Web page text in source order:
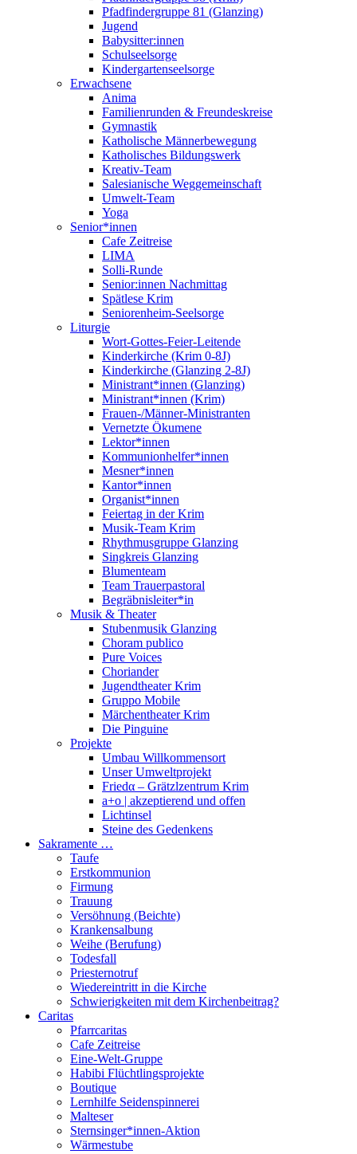
Pfadfindergruppe 81 (Glanzing)
Jugend
Babysitter:innen
Schulseelsorge
Kindergartenseelsorge
Erwachsene
Anima
Familienrunden & Freundeskreise
Gymnastik
Katholische Männerbewegung
Katholisches Bildungswerk
Kreativ-Team
Salesianische Weggemeinschaft
Umwelt-Team
Yoga
Senior*innen
Cafe Zeitreise
LIMA
Solli-Runde
Senior:innen Nachmittag
Spätlese Krim
Seniorenheim-Seelsorge
Liturgie
Wort-Gottes-Feier-Leitende
Kinderkirche (Krim 0-8J)
Kinderkirche (Glanzing 2-8J)
Ministrant*innen (Glanzing)
Ministrant*innen (Krim)
Frauen-/Männer-Ministranten
Vernetzte Ökumene
Lektor*innen
Kommunionhelfer*innen
Mesner*innen
Kantor*innen
Organist*innen
Feiertag in der Krim
Musik-Team Krim
Rhythmusgruppe Glanzing
Singkreis Glanzing
Blumenteam
Team Trauerpastoral
Begräbnisleiter*in
Musik & Theater
Stubenmusik Glanzing
Choram publico
Pure Voices
Choriander
Jugendtheater Krim
Gruppo Mobile
Märchentheater Krim
Die Pinguine
Projekte
Umbau Willkommensort
Unser Umweltprojekt
Friedα – Grätzlzentrum Krim
a+o | akzeptierend und offen
Lichtinsel
Steine des Gedenkens
Sakramente …
Taufe
Erstkommunion
Firmung
Trauung
Versöhnung (Beichte)
Krankensalbung
Weihe (Berufung)
Todesfall
Priesternotruf
Wiedereintritt in die Kirche
Schwierigkeiten mit dem Kirchenbeitrag?
Caritas
Pfarrcaritas
Cafe Zeitreise
Eine-Welt-Gruppe
Habibi Flüchtlingsprojekte
Boutique
Lernhilfe Seidenspinnerei
Malteser
Sternsinger*innen-Aktion
Wärmestube